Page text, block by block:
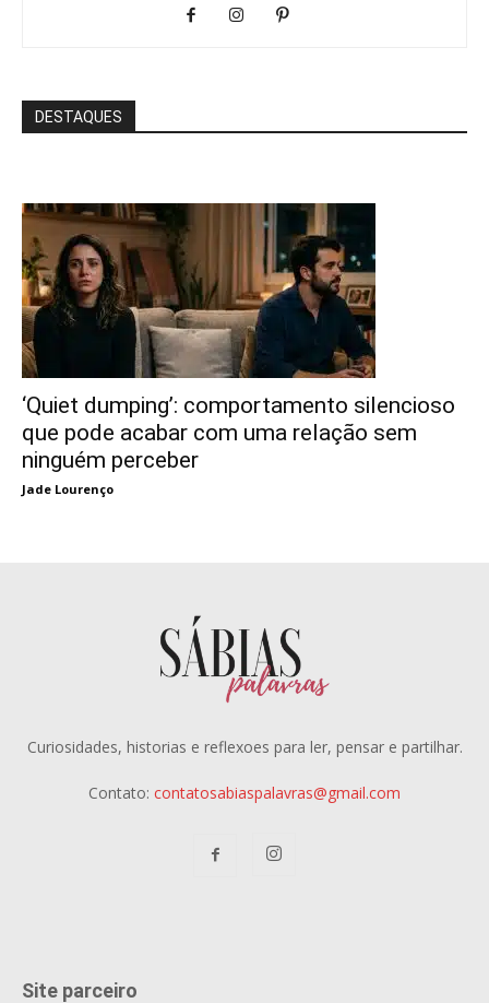
DESTAQUES
‘Quiet dumping’: comportamento silencioso
que pode acabar com uma relação sem
ninguém perceber
Jade Lourenço
Curiosidades, historias e reflexoes para ler, pensar e partilhar.
Contato: contatosabiaspalavras@gmail.com
Site parceiro